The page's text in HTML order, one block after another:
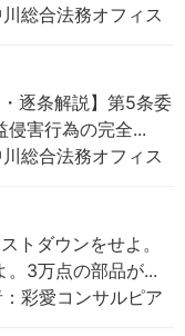
総合法務オフィス
逐条解説】第5条委
害行為の完全...
総合法務オフィス
トダウンをせよ。
。3万点の部品が...
彩愛コンサルピア